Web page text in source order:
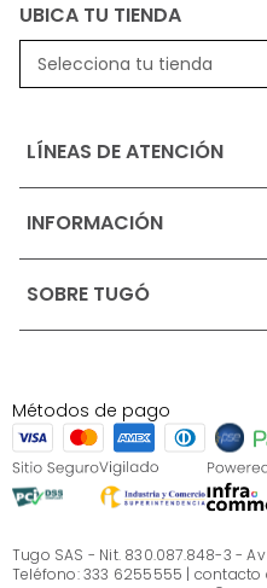
UBICA TU TIENDA
Selecciona tu tienda
LÍNEAS DE ATENCIÓN
INFORMACIÓN
Ofertas vigentes
Términos, condiciones y
S.A.S
Términos, condiciones y
Instructivo cuidado de
Sé parte de Tugó
¿Quiénes somos?
Servicio al cliente
SOBRE TUGÓ
¿Quieres vender en Tugó?
Métodos de pago
Tugo SAS - Nit. 830.087.848-3 -
Teléfono: 333 6255555 | contacto